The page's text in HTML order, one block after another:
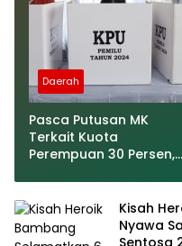
Daerah
Pasca Putusan MK
Terkait Kuota
Perempuan 30 Persen,
Parpol di Lampung?
Kisah
Nyawa